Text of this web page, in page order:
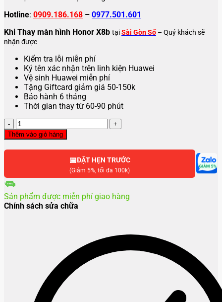
Hotline: 0909.186.168 – 0977.501.601
Khi Thay màn hình Honor X8b tạiSài Gòn Số – Quý khách sẽ
nhận được
Kiểm tra lỗi miễn phí
Ký tên xác nhận trên linh kiện Huawei
Vệ sinh Huawei miễn phí
Tặng Giftcard giảm giá 50-150k
Bảo hành 6 tháng
Thời gian thay từ 60-90 phút
Thay
màn
hình
Huawei
số
Thêm vào giỏ hàng
📅ĐẶT HẸN TRƯỚC
(Giảm 5%, tối đa 100k)
Sản phẩm được miễn phí giao hàng
Chính sách sửa chữa